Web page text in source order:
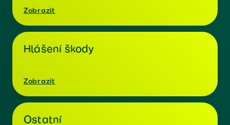
Zobrazit
Hlášení škody
Zobrazit
Ostatní